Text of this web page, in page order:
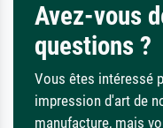
Avez-vous
questions ?
Vous êtes intéressé
impression d'art de
manufacture, mais